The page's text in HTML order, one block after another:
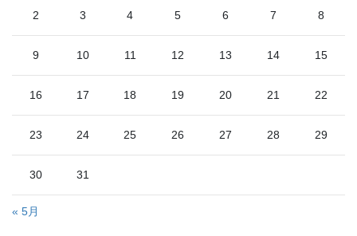
2 3 4 5 6 7 8
9 10 11 12 13 14 15
16 17 18 19 20 21 22
23 24 25 26 27 28 29
30 31
« 5月